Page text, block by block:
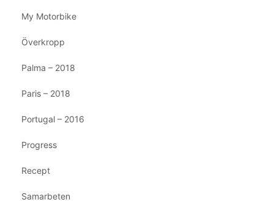
My Motorbike
Överkropp
Palma – 2018
Paris – 2018
Portugal – 2016
Progress
Recept
Samarbeten